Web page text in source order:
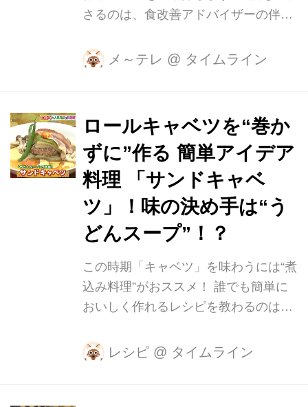
ーブ油…大さじ1/2 ・水…1カップ ・
プ)...
さるのは、食改善アドバイザーの伴乃
室を開くなど、取り入れやすい調理法
ていて健康に良いといわれています。
今回ご紹介するのは、こちらの「洋風
トマト発酵鍋」です！ 【材料】 ・無
塩トマトジュース…700ml ・水…
300ml ・しょうゆ、みりん…各100ml
・白味噌…大さじ1～3 ・酒粕ペース
ト…大さじ2 ・白菜…1/4個 ・とり手
2・ささみ、豚肉など…お好みで ・き
のこ類…適量 ...
メ～テレ @ タイムライン
ロールキャベツを“巻か
ずに”作る 簡単アイデア
料理 「サンドキャベ
ツ」！味の決め手は“う
どんスープ”！？
この時期「キャベツ」を味わうには“煮
込み料理”がおススメ！ 誰でも簡単に
おいしく作れるレシピを教わるのは
材料（4人分）＞ 【タネ】 ・合挽肉…
レシピ @ タイムライン